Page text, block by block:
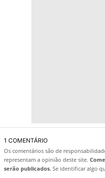
1 COMENTÁRIO
Os comentários são de
representam a opinião deste site.
serão publicados. Se identificar algo